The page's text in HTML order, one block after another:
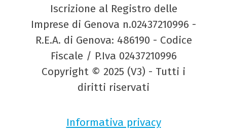
Iscrizione al Registro delle
Imprese di Genova n.02437210996 -
R.E.A. di Genova: 486190 - Codice
Fiscale / P.Iva 02437210996
Copyright © 2025 (V3) - Tutti i
diritti riservati
Informativa privacy